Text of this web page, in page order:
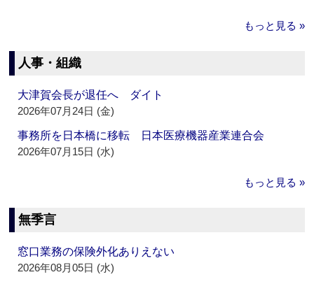
もっと見る »
人事・組織
大津賀会長が退任へ ダイト
2026年07月24日 (金)
事務所を日本橋に移転 日本医療機器産業連合会
2026年07月15日 (水)
もっと見る »
無季言
窓口業務の保険外化ありえない
2026年08月05日 (水)